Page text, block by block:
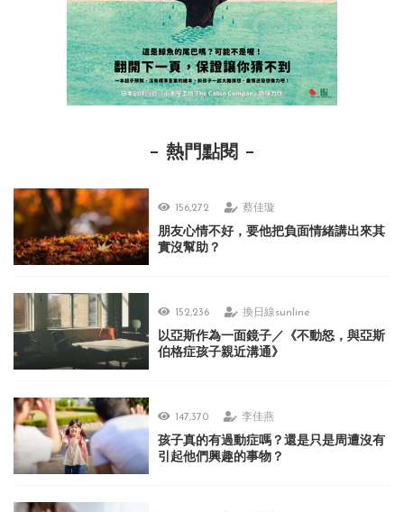
熱門點閱
156,272 蔡佳璇
朋友心情不好，要他把負面情緒講出來其
實沒幫助？
152,236 換日線sunline
以亞斯作為一面鏡子／《不動怒，與亞斯
伯格症孩子親近溝通》
147,370 李佳燕
孩子真的有過動症嗎？還是只是周遭沒有
引起他們興趣的事物？